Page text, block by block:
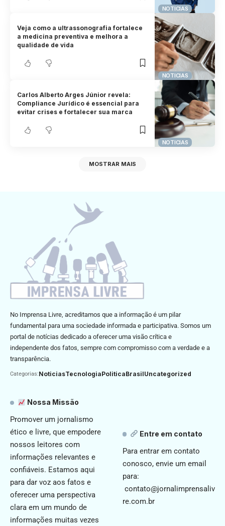
NOTICIAS
NOTICIAS
Veja como a ultrassonografia fortalece
a medicina preventiva e melhora a
qualidade de vida
NOTICIAS
Carlos Alberto Arges Júnior revela:
Compliance Jurídico é essencial para
evitar crises e fortalecer sua marca
MOSTRAR MAIS
No Imprensa Livre, acreditamos que a informação é um pilar
fundamental para uma sociedade informada e participativa. Somos um
portal de notícias dedicado a oferecer uma visão crítica e
independente dos fatos, sempre com compromisso com a verdade e a
transparência.
Categorias:NoticiasTecnologiaPoliticaBrasilUncategorized
Nossa Missão
Promover um jornalismo
ético e livre, que empodere
nossos leitores com
informações relevantes e
confiáveis. Estamos aqui
para dar voz aos fatos e
oferecer uma perspectiva
clara em um mundo de
informações muitas vezes
Entre em contato
Para entrar em contato
conosco, envie um email
para:
contato@jornalimprensaliv
re.com.br